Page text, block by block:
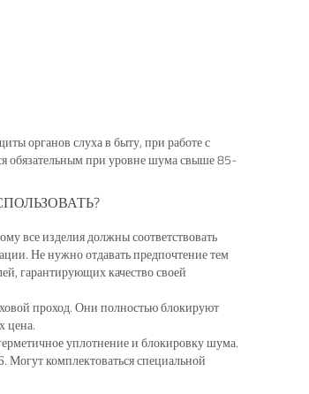
органов слуха в быту, при работе с
обязательным при уровне шума свыше 85-
все изделия должны соответствовать
Не нужно отдавать предпочтение тем
гарантирующих качество своей
проход. Они полностью блокируют
цена.
уплотнение и блокировку шума.
Могут комплектоваться специальной